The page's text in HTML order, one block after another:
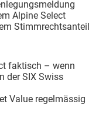
Alpine Select
Stimmrechtsanteil
faktisch – wenn
der SIX Swiss
Value regelmässig